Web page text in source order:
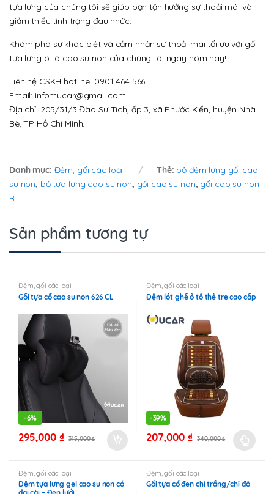
tựa lưng của chúng tôi sẽ giúp bạn tận hưởng sự thoải mái và
giảm thiểu tình trạng đau nhức.
Khám phá sự khác biệt và cảm nhận sự thoải mái tối ưu với gối
tựa lưng ô tô cao su non của chúng tôi ngay hôm nay!
Liên hệ CSKH hotline: 0901 464 566
Email: infomucar@gmail.com
Địa chỉ: 205/31/3 Đào Sư Tích, ấp 3, xã Phước Kiển, huyện Nhà
Bè, TP Hồ Chí Minh.
Danh mục: Đệm, gối các loại Thẻ: bộ đệm lưng gối cao
su non, bộ tựa lưng cao su non, gối cao su non, gối cao su non
B
Sản phẩm tương tự
Đệm, gối các loại
Gối tựa cổ cao su non 626 CL
-6%
295,000 ₫ 315,000₫
Đệm, gối các loại
Đệm lót ghế ô tô thẻ tre cao cấp
-39%
207,000 ₫ 340,000₫
này
có
Đệm, gối các loại
Đệm tựa lưng gel cao su non có
Đệm, gối các loại
Gối tựa cổ đen chỉ trắng/chỉ đỏ